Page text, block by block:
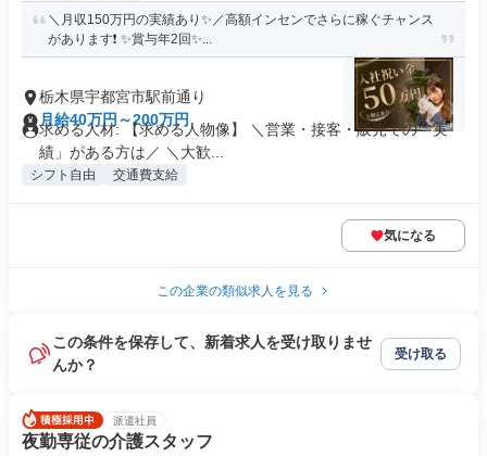
＼月収150万円の実績あり✨／高額インセンでさらに稼ぐチャンス
があります❗ ✨賞与年2回✨...
栃木県宇都宮市駅前通り
月給40万円～200万円
求める人材: 【求める人物像】 ＼営業・接客・販売での「実
績」がある方は／ ＼大歓...
シフト自由 交通費支給
気になる
この企業の類似求人を見る
この条件を保存して、新着求人を受け取りませ
んか？
受け取る
派遣社員
夜勤専従の介護スタッフ